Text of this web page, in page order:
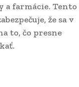
farmácie. Tento
že sa v
to, čo presne